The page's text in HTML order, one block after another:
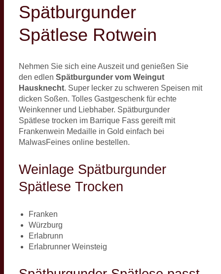
Spätburgunder
Spätlese Rotwein
Nehmen Sie sich eine Auszeit und genießen Sie
den edlen Spätburgunder vom Weingut
Hausknecht. Super lecker zu schweren Speisen mit
dicken Soßen. Tolles Gastgeschenk für echte
Weinkenner und Liebhaber. Spätburgunder
Spätlese trocken im Barrique Fass gereift mit
Frankenwein Medaille in Gold einfach bei
MalwasFeines online bestellen.
Weinlage Spätburgunder
Spätlese Trocken
Franken
Würzburg
Erlabrunn
Erlabrunner Weinsteig